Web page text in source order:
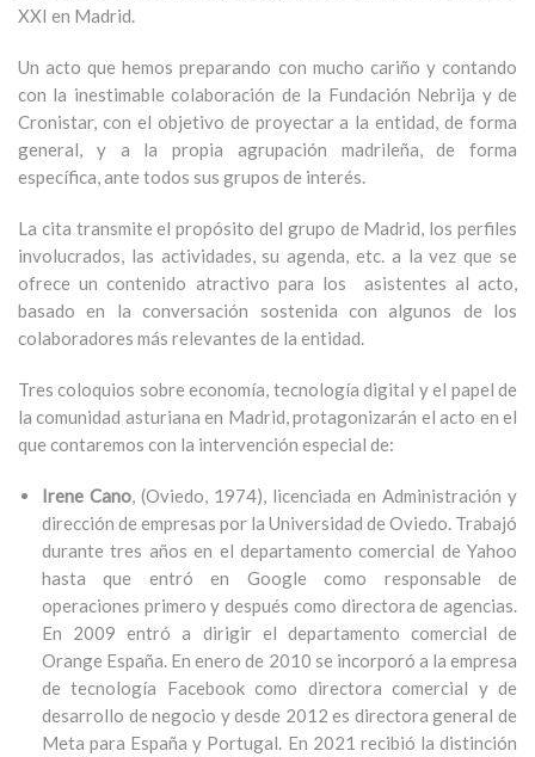
XXI en Madrid.
Un acto que hemos preparando con mucho cariño y contando
con la inestimable colaboración de la Fundación Nebrija y de
Cronistar, con el objetivo de proyectar a la entidad, de forma
general, y a la propia agrupación madrileña, de forma
específica, ante todos sus grupos de interés.
La cita transmite el propósito del grupo de Madrid, los perfiles
involucrados, las actividades, su agenda, etc. a la vez que se
ofrece un contenido atractivo para los asistentes al acto,
basado en la conversación sostenida con algunos de los
colaboradores más relevantes de la entidad.
Tres coloquios sobre economía, tecnología digital y el papel de
la comunidad asturiana en Madrid, protagonizarán el acto en el
que contaremos con la intervención especial de:
Irene Cano, (Oviedo, 1974), licenciada en Administración y
dirección de empresas por la Universidad de Oviedo. Trabajó
durante tres años en el departamento comercial de Yahoo
hasta que entró en Google como responsable de
operaciones primero y después como directora de agencias.
En 2009 entró a dirigir el departamento comercial de
Orange España. En enero de 2010 se incorporó a la empresa
de tecnología Facebook como directora comercial y de
desarrollo de negocio y desde 2012 es directora general de
Meta para España y Portugal. En 2021 recibió la distinción